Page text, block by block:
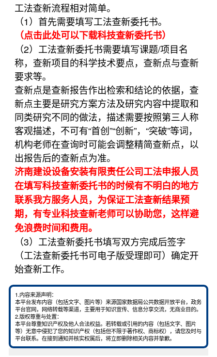
工法查新流程相对简单。
（1）首先需要填写工法查新委托书。
（点击此处可以下载科技查新委托书）
（2）工法查新委托书需要填写课题/项目名
称，查新项目的科学技术要点，查新点与查新
要求等。
查新点是查新报告作出检索和结论的依据，查
新点主要是研究方案方法及研究内容中提取和
同类研究不同的做法，描述需要按照第三人称
客观描述，不可有“首创”“创新”，“突破”等词，
机构老师在查询时可能会调整精简查新点，以
出报告后的查新点为准。
济南建设设备安装有限责任公司工法申报人员
在填写科技查新委托书的时候有不明白的地方
联系我方服务人员，为保证工法查新结果预
期，有专业科技查新老师可以协助您，这样避
免浪费时间和费用。
（3）工法查新委托书填写双方完成后签字
（工法查新委托书可电子版受理即可）确定开
始查新工作。
1.内容来源声明：
本平台发布内容（包括文字、图片等）来源国家数据局公共数据开放平台，政务
平台官网，网络转载等渠道，主要用于知识宣传、信息分享交流，无商业目的。
2.版权尊重与处置：
本平台尊重知识产权及他人合法权益。若转载或引用的内容（包括文字、图片
等）无意中侵犯了您的知识产权（包括但不限于著作权、商标权），请您及时与
平台联系。在接到通知并核实权属后，将立即删除相关内容并挚歉。